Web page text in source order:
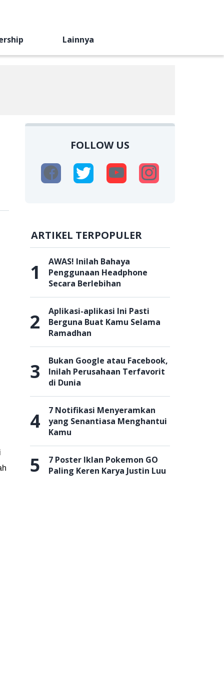
Lainnya
FOLLOW US
ARTIKEL TERPOPULER
1
AWAS! Inilah Bahaya
Penggunaan Headphone
Secara Berlebihan
2
Aplikasi-aplikasi Ini Pasti
Berguna Buat Kamu Selama
Ramadhan
3
Bukan Google atau Facebook,
Inilah Perusahaan Terfavorit
di Dunia
4
7 Notifikasi Menyeramkan
yang Senantiasa Menghantui
Kamu
5
7 Poster Iklan Pokemon GO
Paling Keren Karya Justin Luu